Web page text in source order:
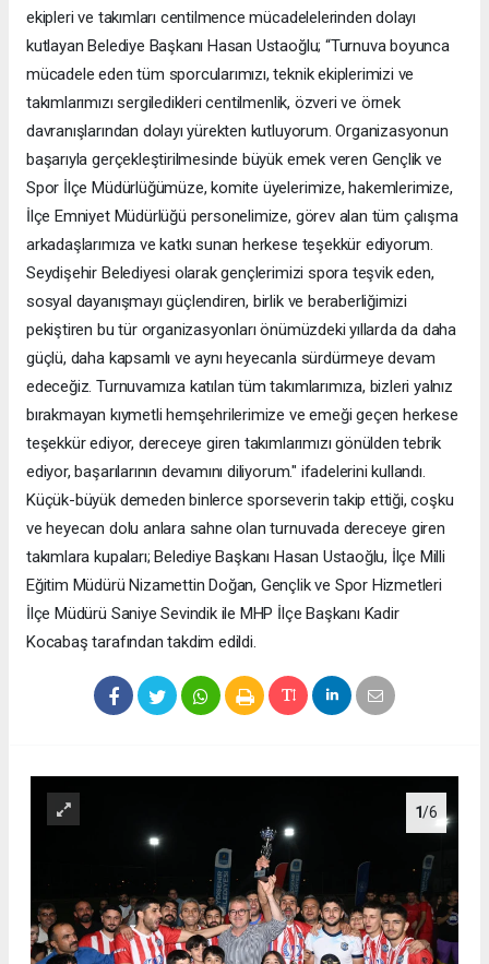
ekipleri ve takımları centilmence mücadelelerinden dolayı
kutlayan Belediye Başkanı Hasan Ustaoğlu; “Turnuva boyunca
mücadele eden tüm sporcularımızı, teknik ekiplerimizi ve
takımlarımızı sergiledikleri centilmenlik, özveri ve örnek
davranışlarından dolayı yürekten kutluyorum. Organizasyonun
başarıyla gerçekleştirilmesinde büyük emek veren Gençlik ve
Spor İlçe Müdürlüğümüze, komite üyelerimize, hakemlerimize,
İlçe Emniyet Müdürlüğü personelimize, görev alan tüm çalışma
arkadaşlarımıza ve katkı sunan herkese teşekkür ediyorum.
Seydişehir Belediyesi olarak gençlerimizi spora teşvik eden,
sosyal dayanışmayı güçlendiren, birlik ve beraberliğimizi
pekiştiren bu tür organizasyonları önümüzdeki yıllarda da daha
güçlü, daha kapsamlı ve aynı heyecanla sürdürmeye devam
edeceğiz. Turnuvamıza katılan tüm takımlarımıza, bizleri yalnız
bırakmayan kıymetli hemşehrilerimize ve emeği geçen herkese
teşekkür ediyor, dereceye giren takımlarımızı gönülden tebrik
ediyor, başarılarının devamını diliyorum." ifadelerini kullandı.
Küçük-büyük demeden binlerce sporseverin takip ettiği, coşku
ve heyecan dolu anlara sahne olan turnuvada dereceye giren
takımlara kupaları; Belediye Başkanı Hasan Ustaoğlu, İlçe Milli
Eğitim Müdürü Nizamettin Doğan, Gençlik ve Spor Hizmetleri
İlçe Müdürü Saniye Sevindik ile MHP İlçe Başkanı Kadir
Kocabaş tarafından takdim edildi.
1/6